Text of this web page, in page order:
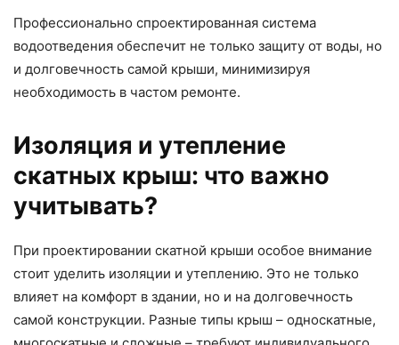
Профессионально спроектированная система
водоотведения обеспечит не только защиту от воды, но
и долговечность самой крыши, минимизируя
необходимость в частом ремонте.
Изоляция и утепление
скатных крыш: что важно
учитывать?
При проектировании скатной крыши особое внимание
стоит уделить изоляции и утеплению. Это не только
влияет на комфорт в здании, но и на долговечность
самой конструкции. Разные типы крыш – односкатные,